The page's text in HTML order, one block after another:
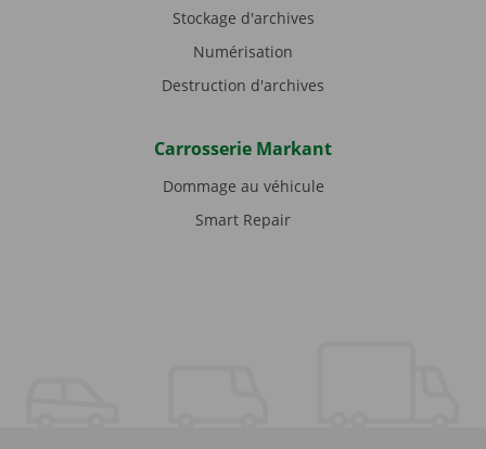
Stockage d'archives
Numérisation
Destruction d'archives
Carrosserie Markant
Dommage au véhicule
Smart Repair